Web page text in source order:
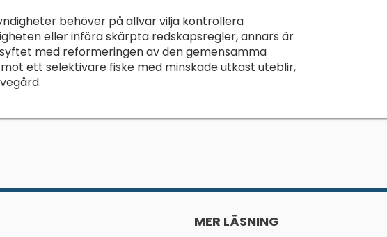
behöver på allvar vilja kontrollera
eller införa skärpta redskapsregler, annars är
med reformeringen av den gemensamma
ett selektivare fiske med minskade utkast uteblir,
MER LÄSNING